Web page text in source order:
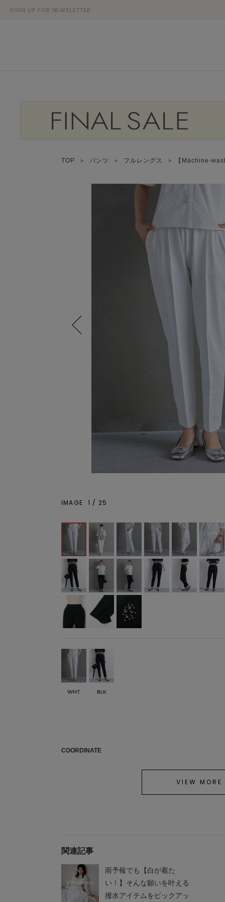
SIGN UP FOR NEWSLETTER
TOP ＞ パンツ ＞ フルレングス ＞ 【Machine-
IMAGE 1 / 25
WHT BLK
COORDINATE
VIEW MORE
関連記事
雨予報でも【白が着た
い！】そんな願いを叶える
撥水アイテムをピックアッ